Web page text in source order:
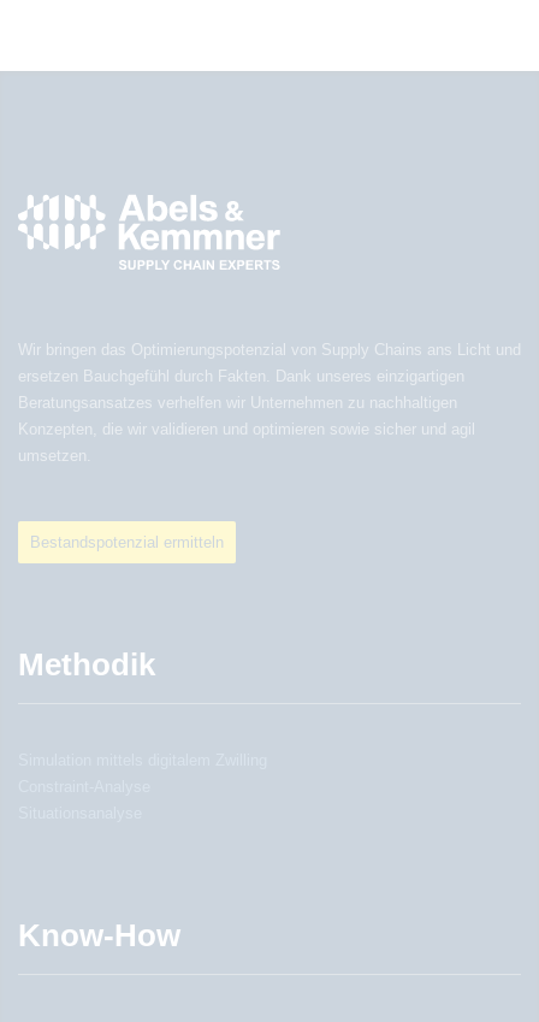
Wir bringen das Optimierungspotenzial von Supply Chains ans Licht und
ersetzen Bauchgefühl durch Fakten. Dank unseres einzigartigen
Beratungsansatzes verhelfen wir Unternehmen zu nachhaltigen
Konzepten, die wir validieren und optimieren sowie sicher und agil
umsetzen.
Bestandspotenzial ermitteln
Methodik
Know-How